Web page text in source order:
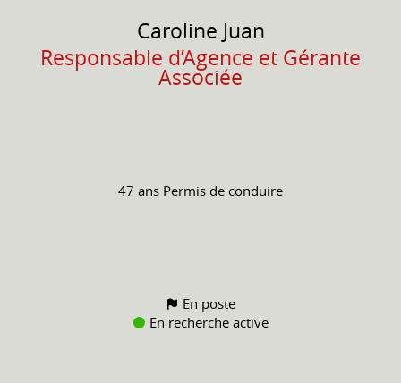
Caroline Juan
Responsable d’Agence et Gérante
Associée
47 ans Permis de conduire
En poste
En recherche active